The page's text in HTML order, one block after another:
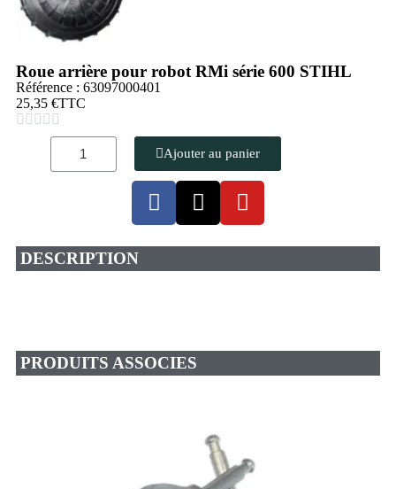
Roue arrière pour robot RMi série 600 STIHL
Référence : 63097000401
25,35 €TTC
    
Ajouter au panier
DESCRIPTION
PRODUITS ASSOCIES